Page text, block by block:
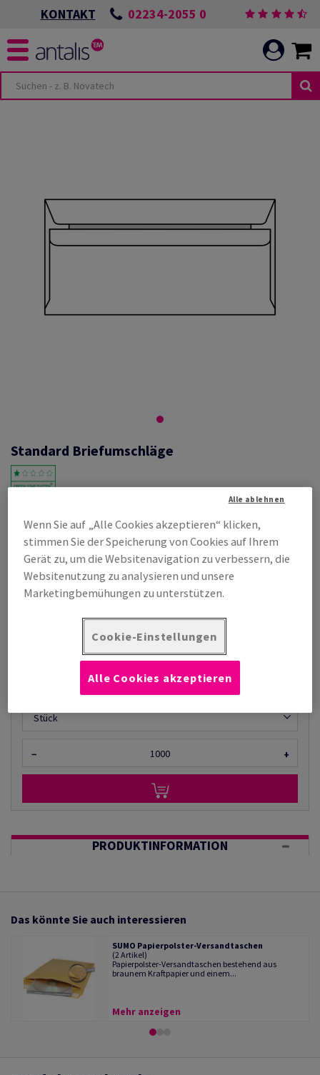
KONTAKT 02234-2055 0
Standard Briefumschläge
Umschlag DL 220 x 110 mm ohne Fenster, matt, weiss,
Selbstklebeverschluss, 75g/m2, holzfrei, Schachtel zu 1000 Stück,
Palette zu 70000 Stück, Innendruck Ton grau
Produktinformation
Produkt weiterempfehlen
Mengeneinheiten
Stück
− +
PRODUKTINFORMATION
Das könnte Sie auch interessieren
SUMO Papierpolster-Versandtaschen
(2 Artikel)
Papierpolster-Versandtaschen bestehend aus
braunem Kraftpapier und einem...
Mehr anzeigen
Wenn Sie auf „Alle Cookies akzeptieren“ klicken,
stimmen Sie der Speicherung von Cookies auf Ihrem
Gerät zu, um die Websitenavigation zu verbessern, die
Websitenutzung zu analysieren und unsere
Marketingbemühungen zu unterstützen.
Cookie-Einstellungen
Alle ablehnen
Alle Cookies akzeptieren